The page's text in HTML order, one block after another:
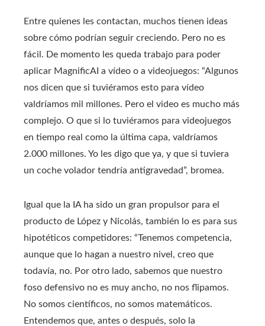
Entre quienes les contactan, muchos tienen ideas
sobre cómo podrían seguir creciendo. Pero no es
fácil. De momento les queda trabajo para poder
aplicar MagnificAI a vídeo o a videojuegos: “Algunos
nos dicen que si tuviéramos esto para vídeo
valdríamos mil millones. Pero el video es mucho más
complejo. O que si lo tuviéramos para videojuegos
en tiempo real como la última capa, valdríamos
2.000 millones. Yo les digo que ya, y que si tuviera
un coche volador tendría antigravedad”, bromea.
Igual que la IA ha sido un gran propulsor para el
producto de López y Nicolás, también lo es para sus
hipotéticos competidores: “Tenemos competencia,
aunque que lo hagan a nuestro nivel, creo que
todavía, no. Por otro lado, sabemos que nuestro
foso defensivo no es muy ancho, no nos flipamos.
No somos científicos, no somos matemáticos.
Entendemos que, antes o después, solo la